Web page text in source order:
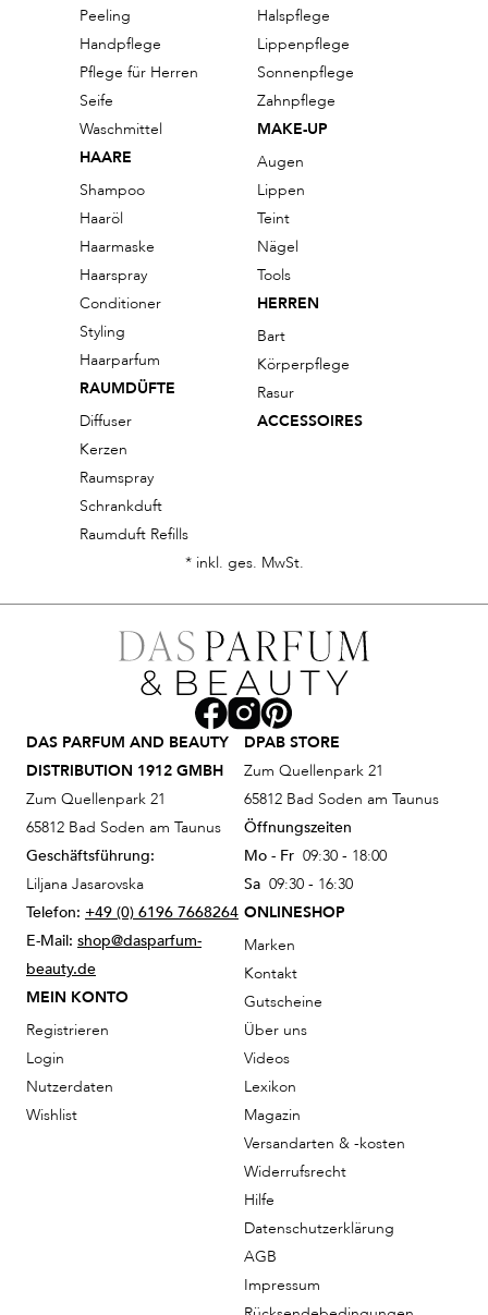
Peeling
Handpflege
Pflege für Herren
Seife
Waschmittel
HAARE
Shampoo
Haaröl
Haarmaske
Haarspray
Conditioner
Styling
Haarparfum
RAUMDÜFTE
Diffuser
Kerzen
Raumspray
Schrankduft
Raumduft Refills
Halspflege
Lippenpflege
Sonnenpflege
Zahnpflege
MAKE-UP
Augen
Lippen
Teint
Nägel
Tools
HERREN
Bart
Körperpflege
Rasur
ACCESSOIRES
* inkl. ges. MwSt.
DAS PARFUM AND BEAUTY
DISTRIBUTION 1912 GMBH
Zum Quellenpark 21
65812 Bad Soden am Taunus
Geschäftsführung:
Liljana Jasarovska
Telefon: +49 (0) 6196 7668264
E-Mail: shop@dasparfum-
beauty.de
MEIN KONTO
Registrieren
Login
Nutzerdaten
Wishlist
DPAB STORE
Zum Quellenpark 21
65812 Bad Soden am Taunus
Öffnungszeiten
Mo - Fr 09:30 - 18:00
Sa 09:30 - 16:30
ONLINESHOP
Marken
Kontakt
Gutscheine
Über uns
Videos
Lexikon
Magazin
Versandarten & -kosten
Widerrufsrecht
Hilfe
Datenschutzerklärung
AGB
Impressum